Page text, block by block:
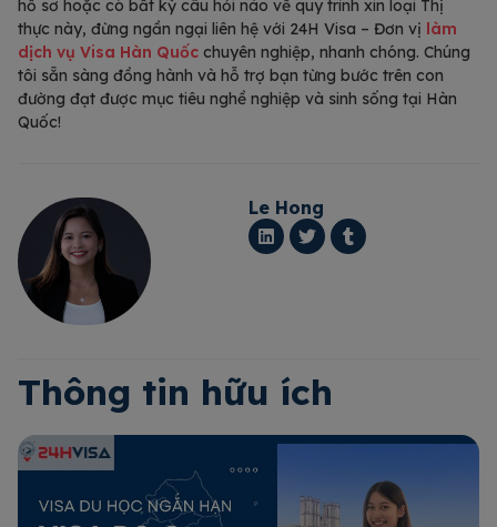
hồ sơ hoặc có bất kỳ câu hỏi nào về quy trình xin loại Thị
thực này, đừng ngần ngại liên hệ với 24H Visa – Đơn vị làm
dịch vụ Visa Hàn Quốc chuyên nghiệp, nhanh chóng. Chúng
tôi sẵn sàng đồng hành và hỗ trợ bạn từng bước trên con
đường đạt được mục tiêu nghề nghiệp và sinh sống tại Hàn
Quốc!
Le Hong
Thông tin hữu ích